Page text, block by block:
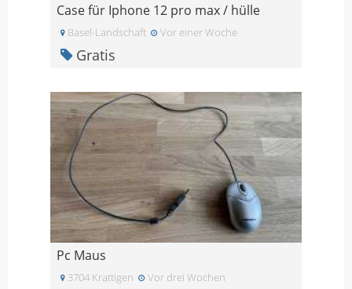
Case für Iphone 12 pro max / hülle
Basel-Landschaft Vor einer Woche
Gratis
Pc Maus
3704 Krattigen Vor drei Wochen